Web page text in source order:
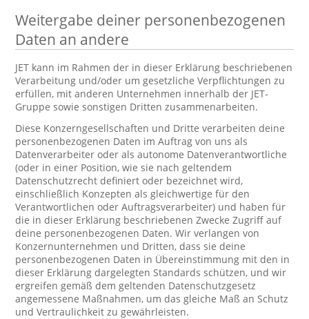
Weitergabe deiner personenbezogenen
Daten an andere
JET kann im Rahmen der in dieser Erklärung beschriebenen
Verarbeitung und/oder um gesetzliche Verpflichtungen zu
erfüllen, mit anderen Unternehmen innerhalb der JET-
Gruppe sowie sonstigen Dritten zusammenarbeiten.
Diese Konzerngesellschaften und Dritte verarbeiten deine
personenbezogenen Daten im Auftrag von uns als
Datenverarbeiter oder als autonome Datenverantwortliche
(oder in einer Position, wie sie nach geltendem
Datenschutzrecht definiert oder bezeichnet wird,
einschließlich Konzepten als gleichwertige für den
Verantwortlichen oder Auftragsverarbeiter) und haben für
die in dieser Erklärung beschriebenen Zwecke Zugriff auf
deine personenbezogenen Daten. Wir verlangen von
Konzernunternehmen und Dritten, dass sie deine
personenbezogenen Daten in Übereinstimmung mit den in
dieser Erklärung dargelegten Standards schützen, und wir
ergreifen gemäß dem geltenden Datenschutzgesetz
angemessene Maßnahmen, um das gleiche Maß an Schutz
und Vertraulichkeit zu gewährleisten.